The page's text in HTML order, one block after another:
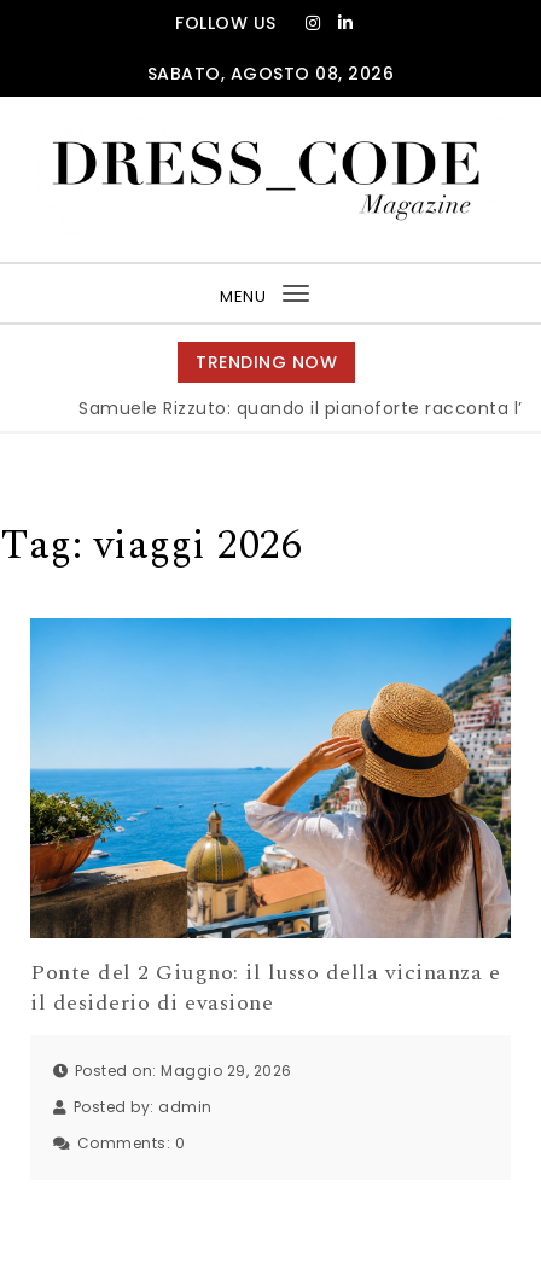
FOLLOW US
SABATO, AGOSTO 08, 2026
MENU
Toggle
navigation
TRENDING NOW
Samuele Rizzuto: quando il pianoforte racconta
Tag:viaggi 2026
Ponte del 2 Giugno: il lusso della vicinanza e
il desiderio di evasione
Posted on: Maggio 29, 2026
Posted by: admin
Comments: 0